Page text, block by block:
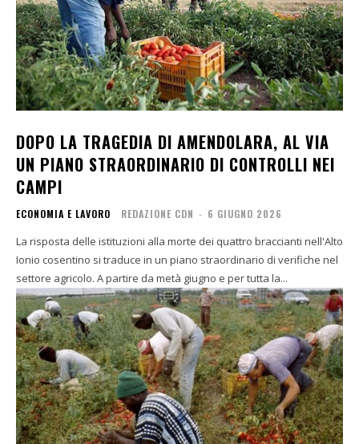
DOPO LA TRAGEDIA DI AMENDOLARA, AL VIA
UN PIANO STRAORDINARIO DI CONTROLLI NEI
CAMPI
ECONOMIA E LAVORO REDAZIONE CDN - 6 GIUGNO 2026
La risposta delle istituzioni alla morte dei quattro braccianti nell'Alto
Ionio cosentino si traduce in un piano straordinario di verifiche nel
settore agricolo. A partire da metà giugno e per tutta la...